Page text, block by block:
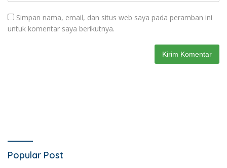
Simpan nama, email, dan situs web saya pada peramban ini
untuk komentar saya berikutnya.
Popular Post